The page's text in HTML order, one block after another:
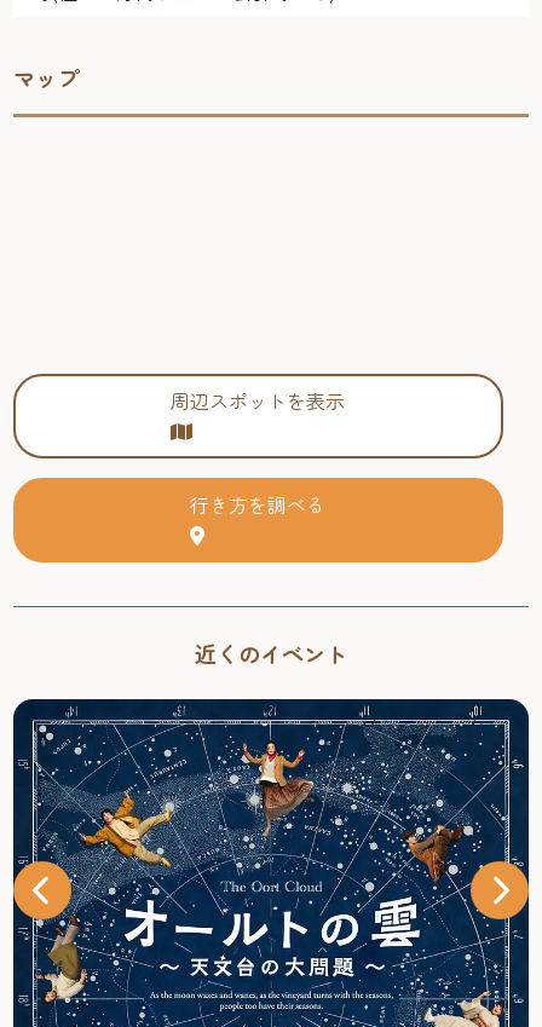
マップ
周辺スポットを表示
行き方を調べる
近くのイベント